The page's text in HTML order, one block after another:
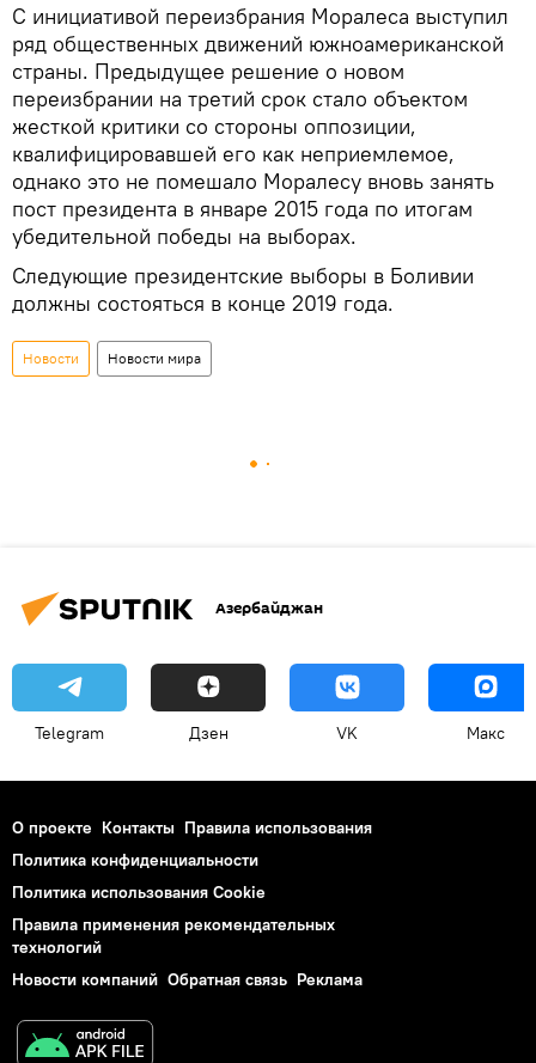
С инициативой переизбрания Моралеса выступил
ряд общественных движений южноамериканской
страны. Предыдущее решение о новом
переизбрании на третий срок стало объектом
жесткой критики со стороны оппозиции,
квалифицировавшей его как неприемлемое,
однако это не помешало Моралесу вновь занять
пост президента в январе 2015 года по итогам
убедительной победы на выборах.
Следующие президентские выборы в Боливии
должны состояться в конце 2019 года.
Новости Новости мира
Азербайджан
Telegram Дзен VK Макс
О проекте Контакты Правила использования
Политика конфиденциальности
Политика использования Cookie
Правила применения рекомендательных
технологий
Новости компаний Обратная связь Реклама